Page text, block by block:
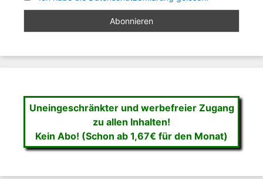
Uneingeschränkter und werbefreier Zugang
zu allen Inhalten!
Kein Abo! (Schon ab 1,67€ für den Monat)